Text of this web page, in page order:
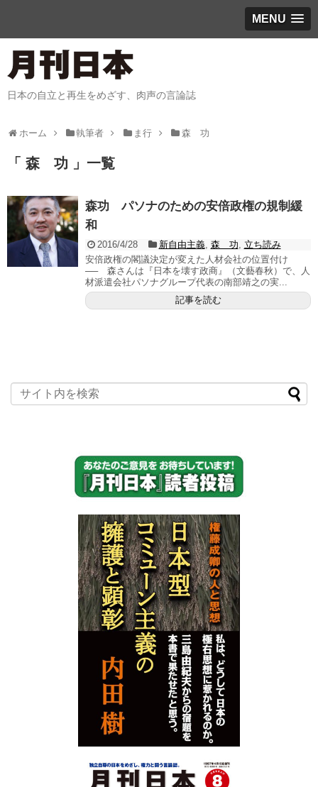
MENU
日本の自立と再生をめざす、肉声の言論誌
ホーム 執筆者 ま行 森 功
「 森 功 」一覧
森功 パソナのための安倍政権の規制緩
和
2016/4/28 新自由主義, 森 功, 立ち読み
安倍政権の閣議決定が変えた人材会社の位置付け
── 森さんは『日本を壊す政商』（文藝春秋）で、人
材派遣会社パソナグループ代表の南部靖之の実...
記事を読む